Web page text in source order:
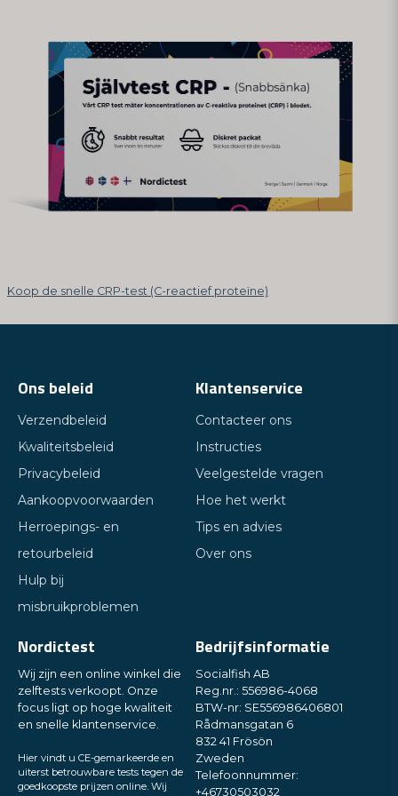
Koop de snelle CRP-test (C-reactief proteïne)
Ons beleid
Verzendbeleid
Kwaliteitsbeleid
Privacybeleid
Aankoopvoorwaarden
Herroepings- en
retourbeleid
Hulp bij
misbruikproblemen
Klantenservice
Contacteer ons
Instructies
Veelgestelde vragen
Hoe het werkt
Tips en advies
Over ons
Nordictest
Wij zijn een online winkel die
zelftests verkoopt. Onze
focus ligt op hoge kwaliteit
en snelle klantenservice.
Hier vindt u CE-gemarkeerde en
uiterst betrouwbare tests tegen de
goedkoopste prijzen online. Wij
Bedrijfsinformatie
Socialfish AB
Reg.nr.: 556986-4068
BTW-nr: SE556986406801
Rådmansgatan 6
832 41 Frösön
Zweden
Telefoonnummer:
+46730503032